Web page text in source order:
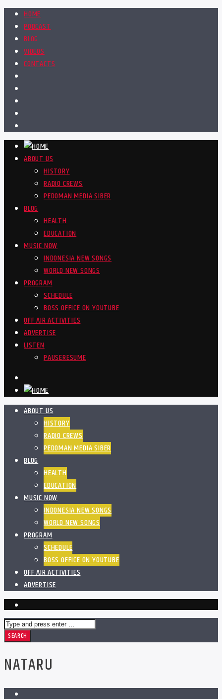
HOME
PODCAST
BLOG
VIDEOS
CONTACTS
ABOUT US
HISTORY
RADIO CREWS
PEDOMAN MEDIA SIBER
BLOG
HEALTH
EDUCATION
MUSIC NOW
INDONESIA NEW SONGS
WORLD NEW SONGS
PROGRAM
SCHEDULE
BOSS OFFICE ON YOUTUBE
OFF AIR ACTIVITIES
ADVERTISE
LISTEN
PAUSERESUME
ABOUT US
HISTORY
RADIO CREWS
PEDOMAN MEDIA SIBER
BLOG
HEALTH
EDUCATION
MUSIC NOW
INDONESIA NEW SONGS
WORLD NEW SONGS
PROGRAM
SCHEDULE
BOSS OFFICE ON YOUTUBE
OFF AIR ACTIVITIES
ADVERTISE
NATARU